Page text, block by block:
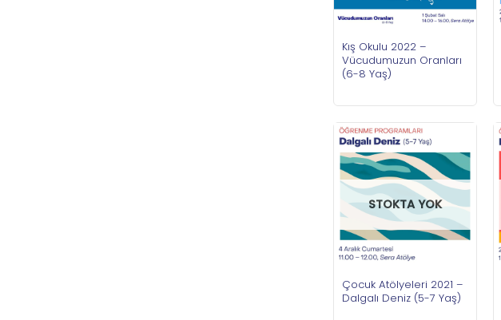
Kış Okulu 2022 –
Vücudumuzun Oranları
(6-8 Yaş)
STOKTA YOK
Çocuk Atölyeleri 2021 –
Dalgalı Deniz (5-7 Yaş)